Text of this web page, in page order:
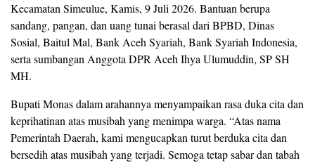
Kecamatan Simeulue, Kamis, 9 Juli 2026. Bantuan berupa
sandang, pangan, dan uang tunai berasal dari BPBD, Dinas
Sosial, Baitul Mal, Bank Aceh Syariah, Bank Syariah Indonesia,
serta sumbangan Anggota DPR Aceh Ihya Ulumuddin, SP SH
MH.
Bupati Monas dalam arahannya menyampaikan rasa duka cita dan
keprihatinan atas musibah yang menimpa warga. “Atas nama
Pemerintah Daerah, kami mengucapkan turut berduka cita dan
bersedih atas musibah yang terjadi. Semoga tetap sabar dan tabah